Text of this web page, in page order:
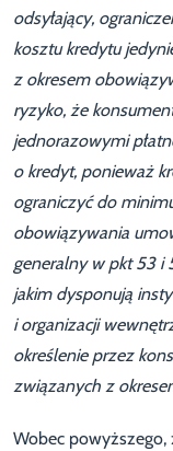
odsyłający,
kosztu kredytu
z okresem
ryzyko, że
jednorazowymi
o kredyt, ponieważ
ograniczyć do
obowiązywania
generalny w pkt 53 i
jakim dysponują
i organizacji
określenie przez
związanych z
Wobec powyższego,